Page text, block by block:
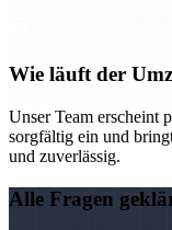
Wie läuft der
Unser Team erscheint
sorgfältig ein und
und zuverlässig.
Alle Fragen